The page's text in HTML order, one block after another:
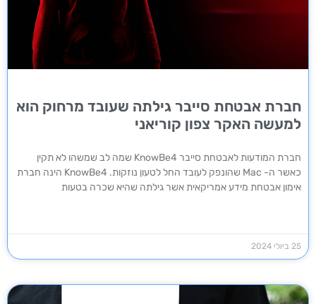
חברת אבטחת סייבר גילתה שעובד מרחוק הוא
למעשה האקר צפון קוריאני
חברת המודעות לאבטחת סייבר KnowBe4 שמה לב שמשהו לא תקין
כאשר ה- Mac שהונפק לעובד החל לטעון נוזקות. KnowBe4 הינה חברת
אימון אבטחת מידע אמריקאית אשר גילתה שהיא שכרה בטעות
25 ביולי 2024